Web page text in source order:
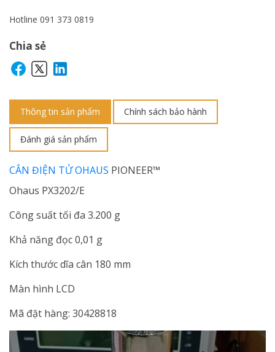
Hotline 091 373 0819
Chia sẻ
Thông tin sản phẩm Chính sách bảo hành
Đánh giá sản phẩm
CÂN ĐIỆN TỬ OHAUS PIONEER™
Ohaus PX3202/E
Công suất tối đa 3.200 g
Khả năng đọc 0,01 g
Kích thước dĩa cân 180 mm
Màn hình LCD
Mã đặt hàng: 30428818